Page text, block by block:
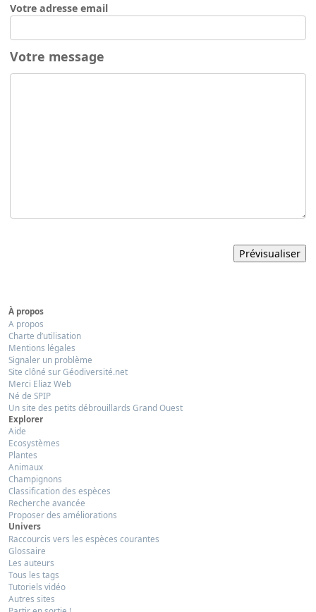
Votre adresse email
Votre message
À propos
A propos
Charte d’utilisation
Mentions légales
Signaler un problème
Site clôné sur Géodiversité.net
Merci Eliaz Web
Né de SPIP
Un site des petits débrouillards Grand Ouest
Explorer
Aide
Ecosystèmes
Plantes
Animaux
Champignons
Classification des espèces
Recherche avancée
Proposer des améliorations
Univers
Raccourcis vers les espèces courantes
Glossaire
Les auteurs
Tous les tags
Tutoriels vidéo
Autres sites